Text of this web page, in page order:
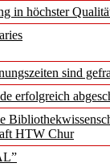
in höchster
sind
erfolgreich
HTW Chur
(August